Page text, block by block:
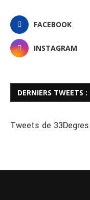
FACEBOOK
INSTAGRAM
DERNIERS TWEETS :
Tweets de 33Degres